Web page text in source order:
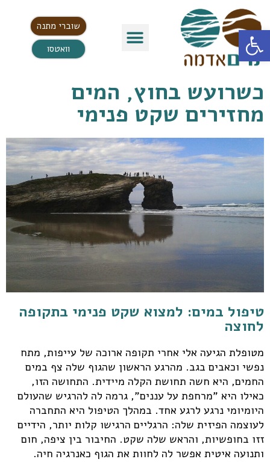
פתח סרגל נגישות
שוברי מתנה
וואטסו
כשרועש בחוץ, המים
מחזירים שקט פנימי
טיפול במים: למצוא שקט פנימי בתקופה
לחוצה
מטופלת הגיעה אלי אחרי תקופה ארוכה של עייפות, מתח
נפשי וכאבים בגב. מהרגע הראשון שהגוף שלה צף במים
החמים, היא חשה תחושת הקלה מיידית. התחושה הזו,
כאילו היא "מרחפת על עננים", גרמה לה להרגיש שהעולם
היומיומי נרגע לרגע אחד. במהלך הטיפול היא התחברה
לעוצמה הפיזית שלה: הרגליים הרגישו קלות יותר, הידיים
זזו בחופשיות, והראש שלה שקט. החיבור בין ציפה, חום
ותנועה איטית אפשר לה לחוות את הגוף כאנרגיה חיה.